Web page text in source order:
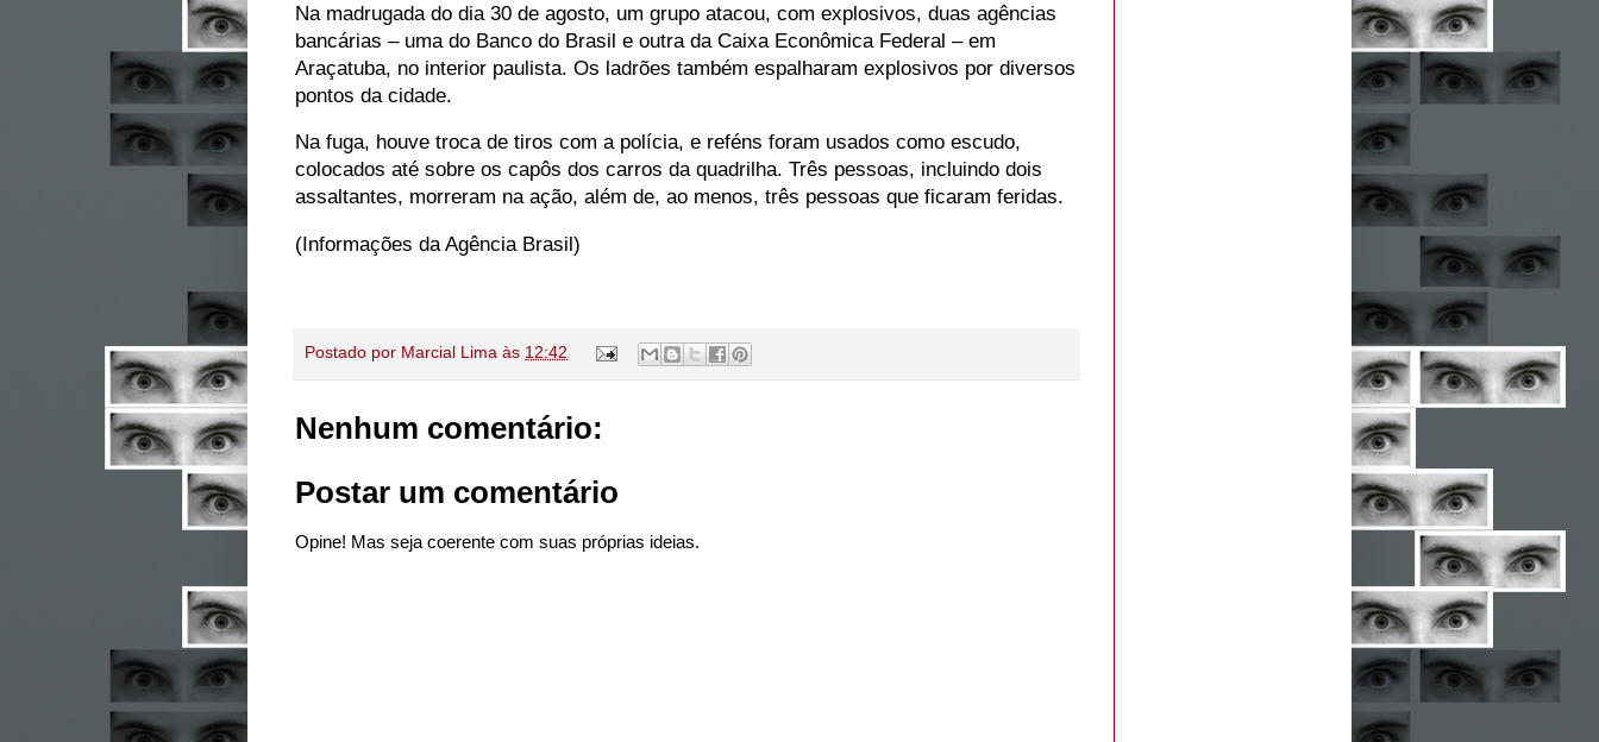
Na madrugada do dia 30 de agosto, um grupo atacou, com explosivos, duas agências
bancárias – uma do Banco do Brasil e outra da Caixa Econômica Federal – em
Araçatuba, no interior paulista. Os ladrões também espalharam explosivos por diversos
pontos da cidade.
Na fuga, houve troca de tiros com a polícia, e reféns foram usados como escudo,
colocados até sobre os capôs dos carros da quadrilha. Três pessoas, incluindo dois
assaltantes, morreram na ação, além de, ao menos, três pessoas que ficaram feridas.
(Informações da Agência Brasil)
Postado por Marcial Lima às 12:42
Nenhum comentário:
Postar um comentário
Opine! Mas seja coerente com suas próprias ideias.